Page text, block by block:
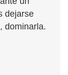
dejarse
dominarla.